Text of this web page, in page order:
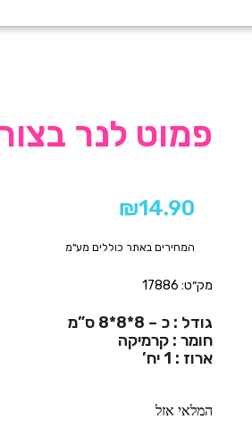
פמוט לנר
₪14.90
המחירים באתר כוללים מע"מ
מק״ט: 17886
גודל : כ – 8*8*8 ס”מ
חומר : קרמיקה
ארוז : 1 יח’
המלאי אזל